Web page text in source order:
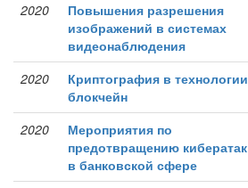
2020
Повышения разрешения
изображений в системах
видеонаблюдения
2020
Криптография в технологии
блокчейн
2020
Мероприятия по
предотвращению кибератак
в банковской сфере